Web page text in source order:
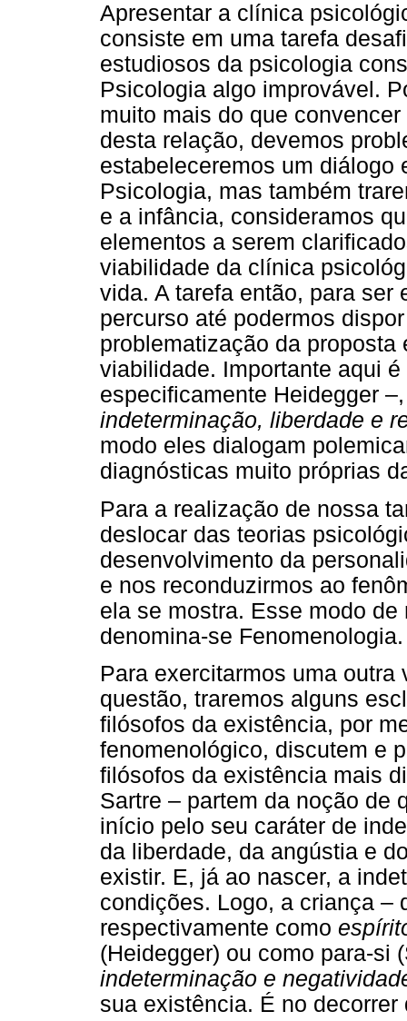
Apresentar a clínica
consiste em uma tarefa
estudiosos da psicologia
Psicologia algo improvável.
muito mais do que
desta relação, devemos
estabeleceremos um diálogo
Psicologia, mas também
e a infância, consideramos
elementos a serem
viabilidade da clínica
vida. A tarefa então, para ser
percurso até podermos
problematização da
viabilidade. Importante aqui
especificamente Heidegger
indeterminação, liberdade e
modo eles dialogam
diagnósticas muito próprias
Para a realização de nossa
deslocar das teorias
desenvolvimento da
e nos reconduzirmos ao
ela se mostra. Esse modo
denomina-se Fenomenologia.
Para exercitarmos uma
questão, traremos alguns
filósofos da existência, por
fenomenológico, discutem e
filósofos da existência mais
Sartre – partem da noção de
início pelo seu caráter de
da liberdade, da angústia e
existir. E, já ao nascer, a
condições. Logo, a criança –
respectivamente como
(Heidegger) ou como para-si
indeterminação e
sua existência. É no